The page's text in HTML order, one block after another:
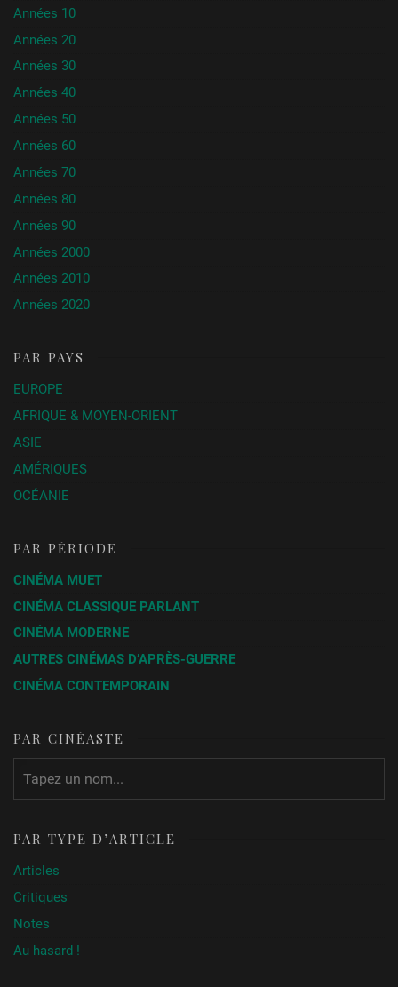
Années 10
Années 20
Années 30
Années 40
Années 50
Années 60
Années 70
Années 80
Années 90
Années 2000
Années 2010
Années 2020
PAR PAYS
EUROPE
AFRIQUE & MOYEN-ORIENT
ASIE
AMÉRIQUES
OCÉANIE
PAR PÉRIODE
CINÉMA MUET
CINÉMA CLASSIQUE PARLANT
CINÉMA MODERNE
AUTRES CINÉMAS D’APRÈS-GUERRE
CINÉMA CONTEMPORAIN
PAR CINÉASTE
PAR TYPE D’ARTICLE
Articles
Critiques
Notes
Au hasard !